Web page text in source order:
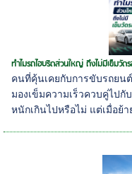
ทำไมรถไฮบริดส่วนใหญ่ ถึงไม่มีเข็มวัด
คนที่คุ้นเคยกับการขับรถยน
มองเข็มความเร็วควบคู่ไปกั
หนักเกินไปหรือไม่ แต่เมื่อย้